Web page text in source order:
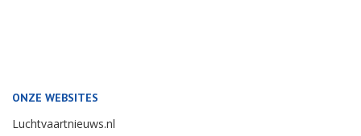
ONZE WEBSITES
Luchtvaartnieuws.nl